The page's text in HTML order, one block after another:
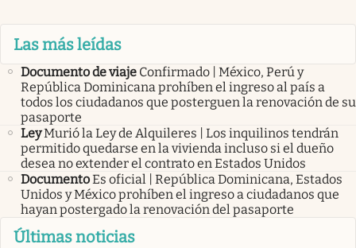
Las más leídas
Documento de viaje Confirmado | México, Perú y
República Dominicana prohíben el ingreso al país a
todos los ciudadanos que posterguen la renovación de su
pasaporte
LeyMurió la Ley de Alquileres | Los inquilinos tendrán
permitido quedarse en la vivienda incluso si el dueño
desea no extender el contrato en Estados Unidos
DocumentoEs oficial | República Dominicana, Estados
Unidos y México prohíben el ingreso a ciudadanos que
hayan postergado la renovación del pasaporte
Últimas noticias